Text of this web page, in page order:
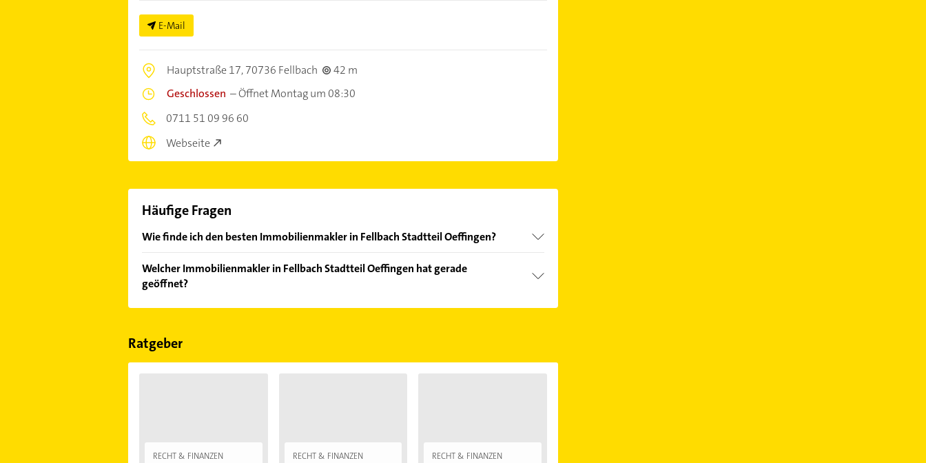
E-Mail
Hauptstraße 17,70736 Fellbach
42 m
Geschlossen –Öffnet Montag um 08:30
0711 51 09 96 60
Webseite
Häufige Fragen
Wie finde ich den besten Immobilienmakler in Fellbach Stadtteil Oeffingen?
von den Empfehlungen. Die Suchergebnisse können Sie sich einfach nach
Bewertungen
Welcher Immobilienmakler in Fellbach Stadtteil Oeffingen hat gerade
geöffnet?
Im Anbieter-Bereich finden Sie alleÖffnungszeiten. Bitte beachten Sie, dass diese an
Ratgeber
RECHT & FINANZEN RECHT & FINANZEN RECHT & FINANZEN